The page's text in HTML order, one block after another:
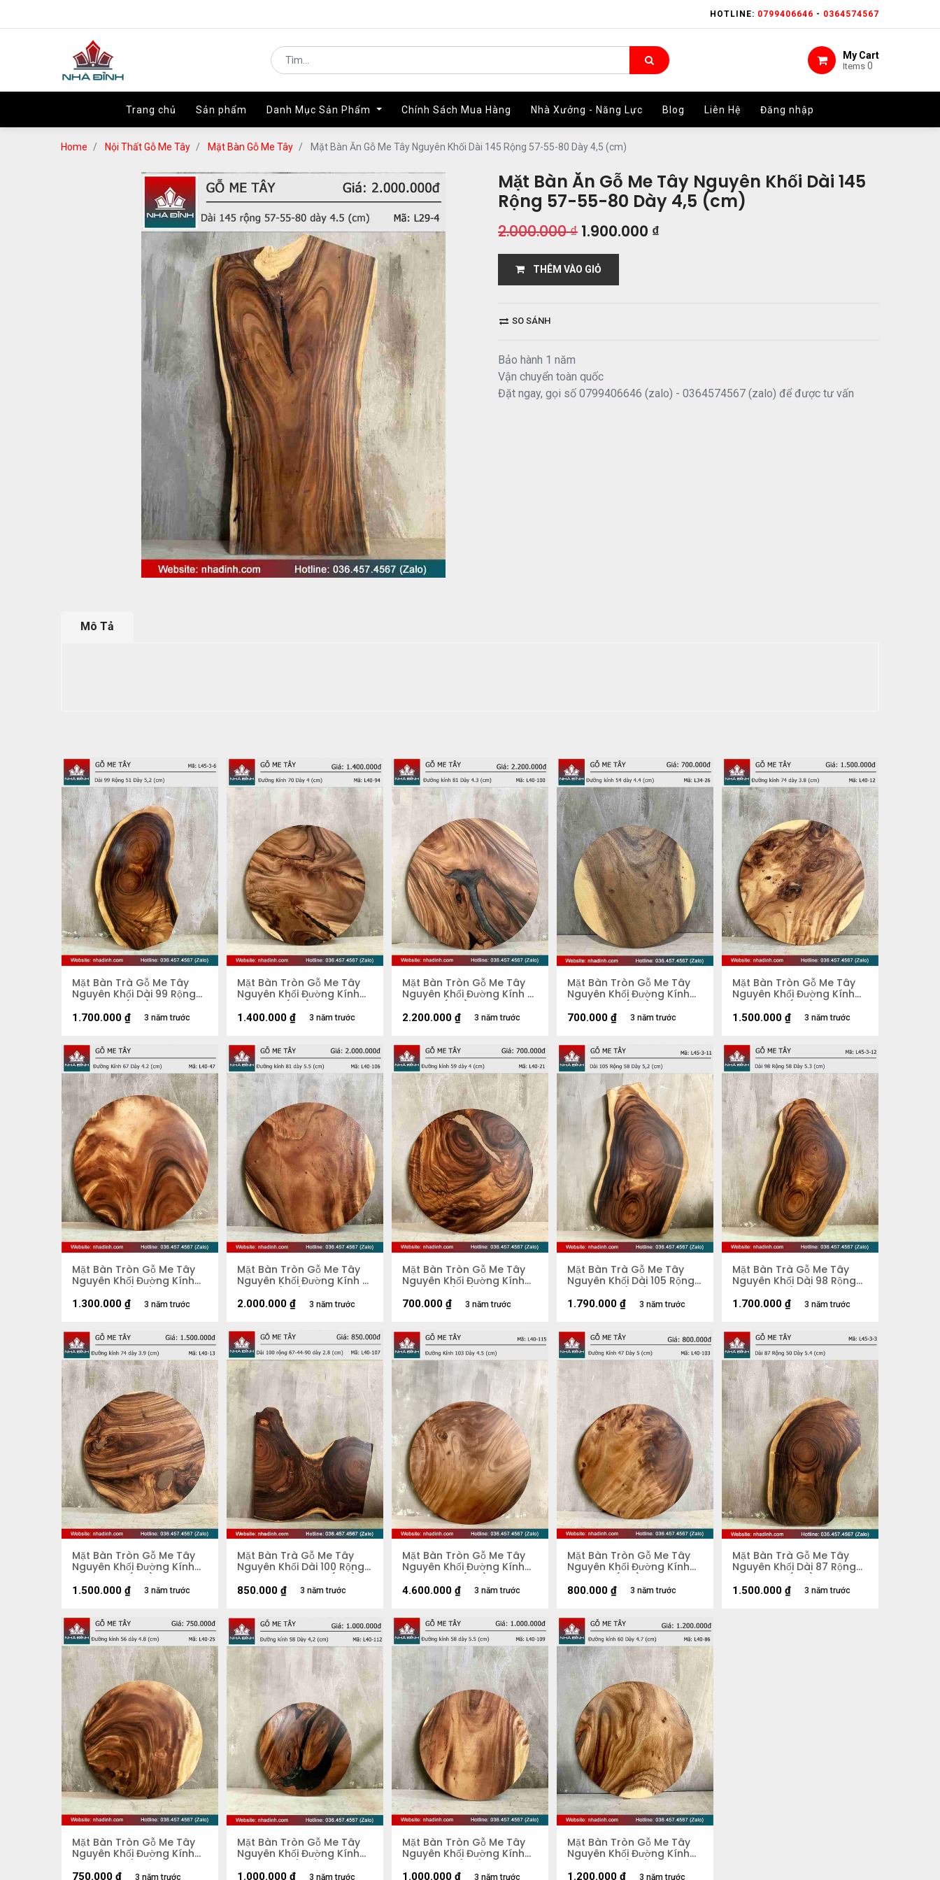
HOTLINE: 0799406646 - 0364574567
My Cart
Items 0
Trang chủ Sản phẩm Danh Mục Sản Phẩm Chính Sách Mua Hàng Nhà Xưởng - Năng Lực Blog Liên Hệ Đăng nhập
HOTLINE: 0799406646 - 0364574567
My Cart
Items 0
Trang chủ Sản phẩm Danh Mục Sản Phẩm Chính Sách Mua Hàng Nhà Xưởng - Năng Lực Blog Liên Hệ Đăng nhập
Home Nội Thất Gỗ Me Tây Mặt Bàn Gỗ Me Tây Mặt Bàn Ăn Gỗ Me Tây Nguyên Khối Dài 145 Rộng 57-55-80 Dày 4,5 (cm)
Mặt Bàn Ăn Gỗ Me Tây Nguyên Khối Dài 145
Rộng 57-55-80 Dày 4,5 (cm)
2.000.000₫ 1.900.000 ₫
THÊM VÀO GIỎ
SO SÁNH
Bảo hành 1 năm
Vận chuyển toàn quốc
Đặt ngay, gọi số 0799406646 (zalo) - 0364574567 (zalo) để được tư vấn
Mô Tả
Mặt Bàn Trà Gỗ Me Tây
Nguyên Khối Dài 99 Rộng
51 Dày 5,2 (cm)
3 năm trước
1.700.000 ₫
Mặt Bàn Tròn Gỗ Me Tây
Nguyên Khối Đường Kính
70 Dày 4 (cm)
3 năm trước
1.400.000 ₫
Mặt Bàn Tròn Gỗ Me Tây
Nguyên Khối Đường Kính 81
Dày 4,3 (cm)
3 năm trước
2.200.000 ₫
Mặt Bàn Tròn Gỗ Me Tây
Nguyên Khối Đường Kính
54 Dày 4.4 (cm)
3 năm trước
700.000 ₫
Mặt Bàn Tròn Gỗ Me Tây
Nguyên Khối Đường Kính
74 Dày 3.8 (cm)
3 năm trước
1.500.000 ₫
Mặt Bàn Tròn Gỗ Me Tây
Nguyên Khối Đường Kính
67 Dày 4,2 (cm)
3 năm trước
1.300.000 ₫
Mặt Bàn Tròn Gỗ Me Tây
Nguyên Khối Đường Kính 81
Dày 5,5 (cm)
3 năm trước
2.000.000 ₫
Mặt Bàn Tròn Gỗ Me Tây
Nguyên Khối Đường Kính
59 Dày 4 (cm)
3 năm trước
700.000 ₫
Mặt Bàn Trà Gỗ Me Tây
Nguyên Khối Dài 105 Rộng
58 Dày 5,2 (cm)
3 năm trước
1.790.000 ₫
Mặt Bàn Trà Gỗ Me Tây
Nguyên Khối Dài 98 Rộng
58 Dày 5,3 (cm)
3 năm trước
1.700.000 ₫
Mặt Bàn Tròn Gỗ Me Tây
Nguyên Khối Đường Kính
74 Dày 3.9 (cm)
3 năm trước
1.500.000 ₫
Mặt Bàn Trà Gỗ Me Tây
Nguyên Khối Dài 100 Rộng
67-44-90 Dày 2,8 (cm)
3 năm trước
850.000 ₫
Mặt Bàn Tròn Gỗ Me Tây
Nguyên Khối Đường Kính
103 Dày 4,5 (cm)
3 năm trước
4.600.000 ₫
Mặt Bàn Tròn Gỗ Me Tây
Nguyên Khối Đường Kính
47 Dày 5 (cm)
3 năm trước
800.000 ₫
Mặt Bàn Trà Gỗ Me Tây
Nguyên Khối Dài 87 Rộng
50 Dày 5,4 (cm)
3 năm trước
1.500.000 ₫
Mặt Bàn Tròn Gỗ Me Tây
Nguyên Khối Đường Kính
56 Dày 4,8 (cm)
3 năm trước
750.000 ₫
Mặt Bàn Tròn Gỗ Me Tây
Nguyên Khối Đường Kính
58 Dày 4,2 (cm)
3 năm trước
1.000.000 ₫
Mặt Bàn Tròn Gỗ Me Tây
Nguyên Khối Đường Kính
58 Dày 5,5 (cm)
3 năm trước
1.000.000 ₫
Mặt Bàn Tròn Gỗ Me Tây
Nguyên Khối Đường Kính
60 Dày 4.5 (cm)
3 năm trước
1.200.000 ₫